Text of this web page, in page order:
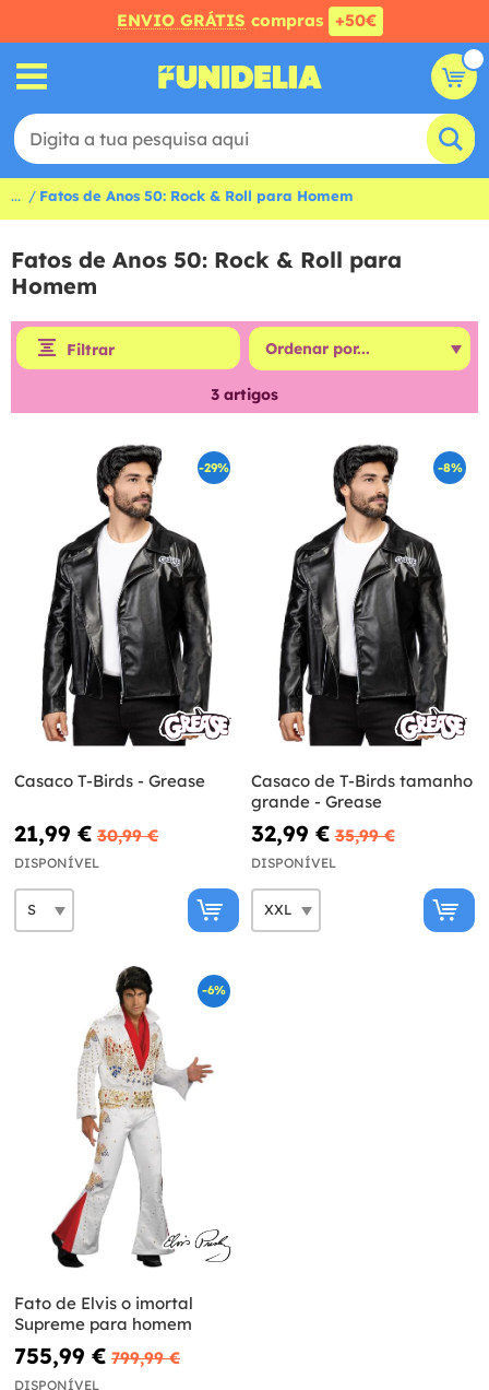
ENVIO GRÁTIS compras +50€
... Fatos de Anos 50: Rock & Roll para Homem
Fatos de Anos 50: Rock & Roll para
Homem
Filtrar
3 artigos
-29%
Casaco T-Birds - Grease
21,99 € 30,99 €
DISPONÍVEL
-8%
Casaco de T-Birds tamanho
grande - Grease
32,99 € 35,99 €
DISPONÍVEL
-6%
Fato de Elvis o imortal
Supreme para homem
755,99 € 799,99 €
DISPONÍVEL